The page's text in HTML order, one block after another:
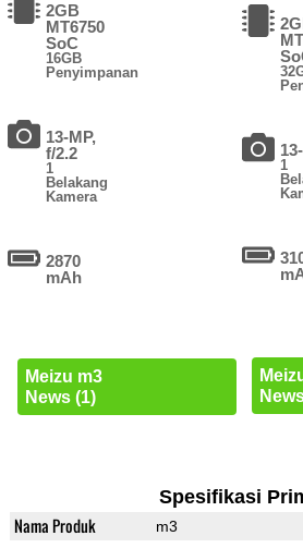
2GB
MT6750
SoC
16GB
Penyimpanan
13-MP,
f/2.2
1
Belakang
Kamera
2870
mAh
Meizu m3
News (1)
1
Spesifikasi
Nama Produk m3